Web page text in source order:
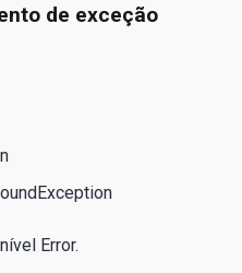
de exceção
Error.